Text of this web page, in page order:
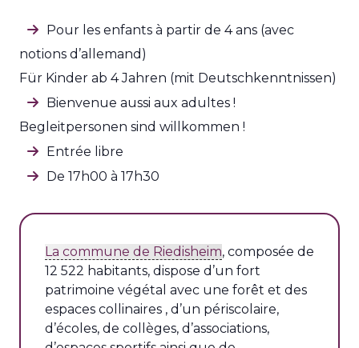
Pour les enfants à partir de 4 ans (avec
notions d’allemand)
Für Kinder ab 4 Jahren (mit Deutschkenntnissen)
Bienvenue aussi aux adultes !
Begleitpersonen sind willkommen !
Entrée libre
De 17h00 à 17h30
La commune de Riedisheim, composée de
12 522 habitants, dispose d’un fort
patrimoine végétal avec une forêt et des
espaces collinaires , d’un périscolaire,
d’écoles, de collèges, d’associations,